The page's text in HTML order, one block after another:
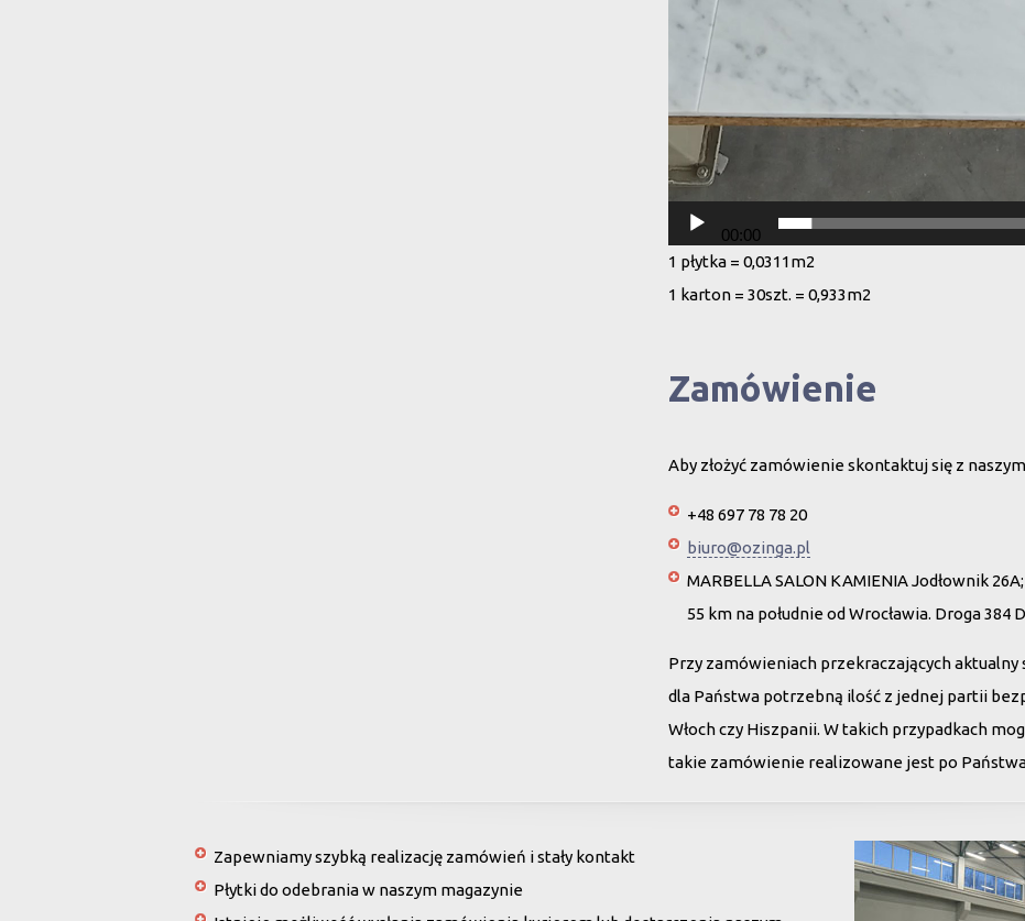
00:00
1 płytka = 0,0311m2
1 karton = 30szt. = 0,933m2
Zamówienie
Aby złożyć zamówienie skontaktuj się z
+48 697 78 78 20
biuro@ozinga.pl
MARBELLA SALON KAMIENIA Jodłownik
55 km na południe od Wrocławia. Droga 384
Przy zamówieniach przekraczających
dla Państwa potrzebną ilość z jednej partii
Włoch czy Hiszpanii. W takich przypadkach
takie zamówienie realizowane jest po
Zapewniamy szybką realizację zamówień i stały kontakt
Płytki do odebrania w naszym magazynie